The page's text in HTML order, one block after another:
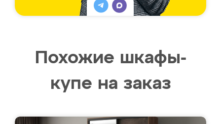
Похожие шкафы-
купе на заказ